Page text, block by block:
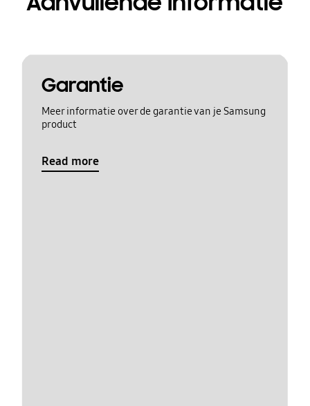
Garantie
Meer informatie over de garantie van je Samsung
product
Read more